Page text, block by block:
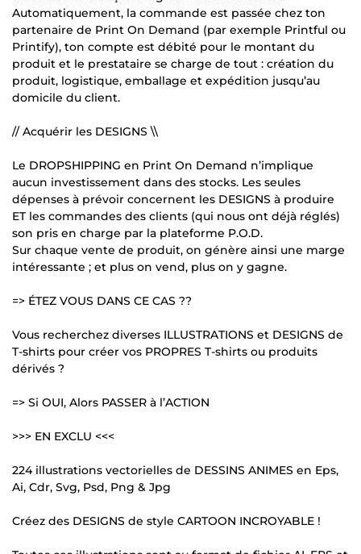
Automatiquement, la commande est passée chez ton
partenaire de Print On Demand (par exemple Printful ou
Printify), ton compte est débité pour le montant du
produit et le prestataire se charge de tout : création du
produit, logistique, emballage et expédition jusqu’au
domicile du client.
// Acquérir les DESIGNS \\
Le DROPSHIPPING en Print On Demand n’implique
aucun investissement dans des stocks. Les seules
dépenses à prévoir concernent les DESIGNS à produire
ET les commandes des clients (qui nous ont déjà réglés)
son pris en charge par la plateforme P.O.D.
Sur chaque vente de produit, on génère ainsi une marge
intéressante ; et plus on vend, plus on y gagne.
=> ÉTEZ VOUS DANS CE CAS ??
Vous recherchez diverses ILLUSTRATIONS et DESIGNS de
T-shirts pour créer vos PROPRES T-shirts ou produits
dérivés ?
=> Si OUI, Alors PASSER à l’ACTION
>>> EN EXCLU <<<
224 illustrations vectorielles de DESSINS ANIMES en Eps,
Ai, Cdr, Svg, Psd, Png & Jpg
Créez des DESIGNS de style CARTOON INCROYABLE !